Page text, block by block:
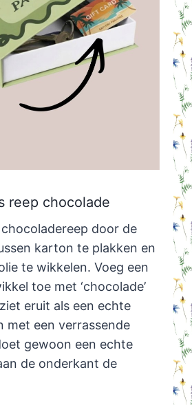
reep chocolade
door de
karton te plakken en
te wikkelen. Voeg een
toe met ‘chocolade’
eruit als een echte
met een verrassende
gewoon een echte
de onderkant de